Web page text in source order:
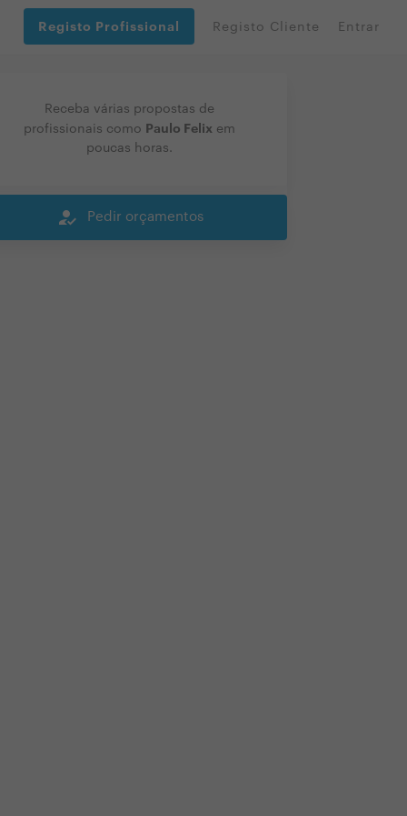
Registo Profissional Registo Cliente Entrar
Receba várias propostas de
profissionais como Paulo Felix em
poucas horas.
how_to_reg Pedir orçamentos